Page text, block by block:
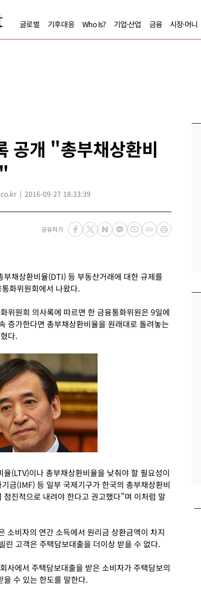
글로벌 기후대응 Who Is? 기업·산업 금융 시장·머니
공개 "총부채상환비
2016-09-27 18:33:39
공유하기
채상환비율(DTI) 등 부동산거래에 대한 규제를
화위원회에서 나왔다.
위원회 의사록에 따르면 한 금융통화위원은 9일에
증가한다면 총부채상환비율을 원래대로 돌려놓는
다.
(LTV)이나 총부채상환비율을 낮춰야 할 필요성이
금(IMF) 등 일부 국제기구가 한국의 총부채상환비
진적으로 내려야 한다고 권고했다”며 이처럼 말
소비자의 연간 소득에서 원리금 상환금액이 차지
린 고객은 주택담보대출을 더이상 받을 수 없다.
사에서 주택담보대출을 받은 소비자가 주택담보의
을 수 있는 한도를 말한다.